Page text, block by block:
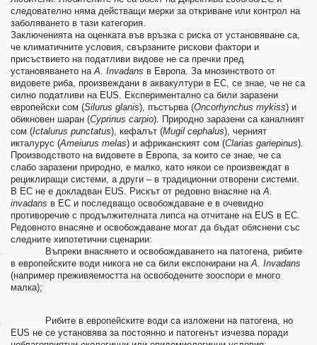
следователно няма действащи мерки за откриване или контрол на
заболяването в тази категория.
Заключенията на оценката във връзка с риска от установяване са,
че климатичните условия, свързаните рискови фактори и
присъствието на податливи видове не са пречки пред
установяването на A Invadans в Европа. За мнозинството от
видовете риба, произвеждани в аквакултури в ЕС, се знае, че не са
силно податливи на EUS . Експериментално са били заразени
европейски сом (Silurus glanis), пъстърва (Oncorhynchus mykiss) и
обикновен шаран (Cyprinus carpio). Природно заразени са каналният
сом (Ictalurus punctatus), кефалът (Mugil cephalus), черният
икталурус (Ameiurus melas) и африканският сом (Clarias gariepinus).
Производството на видовете в Европа, за които се знае, че са
слабо заразени природно, е малко, като някои се произвеждат в
рециклиращи системи, а други – в традиционни отворени системи.
В ЕС не е докладван EUS . Рискът от редовно внасяне на A
invadans в ЕС и последващо освобождаване е в очевидно
противоречие с продължителната липса на отчитане на EUS в ЕС.
Редовното внасяне и освобождаване могат да бъдат обяснени със
следните хипотетични сценарии:
Въпреки внасянето и освобождаването на патогена, рибите
в европейските води никога не са били експонирани на A Invadans
(например преживяемостта на освободените зооспори е много
малка);
Рибите в европейските води са изложени на патогена, но
EUS не се установява за постоянно и патогенът изчезва поради